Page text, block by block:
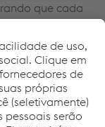
que cada